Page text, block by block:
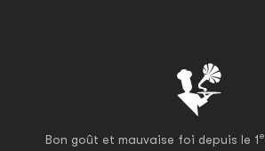
Bon goût et mauvaise foi depuis le 1